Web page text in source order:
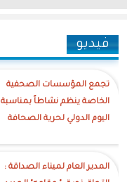
فيديو
تجمع المؤسسات الصحفية
الخاصة ينظم نشاطاً بمناسبة
اليوم الدولي لحرية الصحافة
‎المدير العام لميناء الصداقة :